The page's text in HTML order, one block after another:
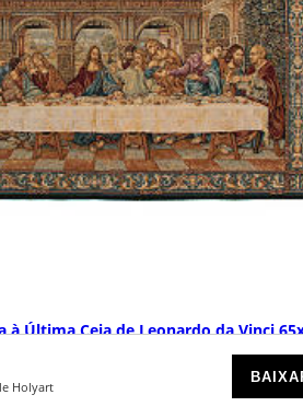
Holyart
à Última Ceia de Leonardo da Vinci